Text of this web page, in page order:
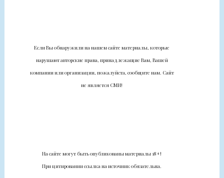
Если Вы обнаружили на нашем сайте материалы, которые
нарушают авторские права, принадлежащие Вам, Вашей
компании или организации, пожалуйста, сообщите нам. Сайт
не является СМИ!
На сайте могут быть опубликованы материалы 18+!
При цитировании ссылка на источник обязательна.